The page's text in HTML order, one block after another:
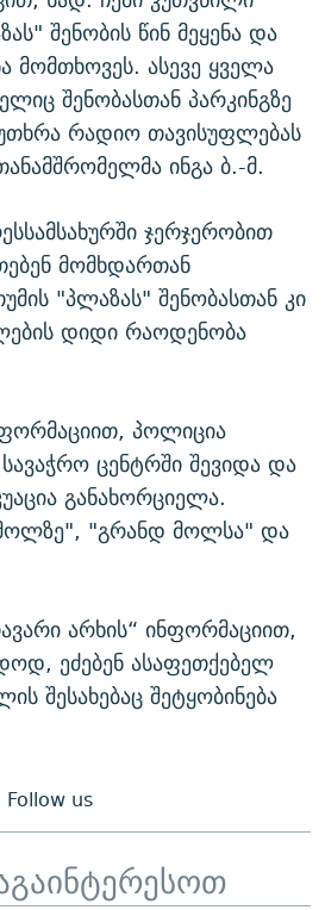
შენობის წინ მეყენა და
მომთხოვეს. ასევე ყველა
შენობასთან პარკინგზე
რადიო თავისუფლებას
ინგა ბ.-მ.
ჯერჯერობით
მომხდართან
"პლაზას" შენობასთან კი
დიდი რაოდენობა
პოლიცია
ცენტრში შევიდა და
განახორციელა.
მოლზე", "გრანდ მოლსა" და
არხის“ ინფორმაციით,
ეძებენ ასაფეთქებელ
შესახებაც შეტყობინება
Follow us